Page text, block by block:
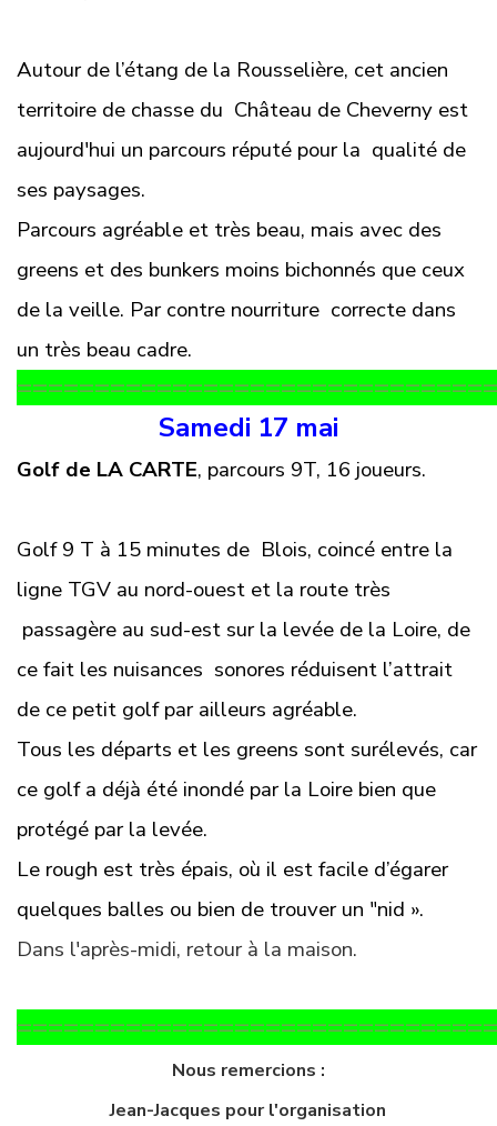
Autour de l’étang de la Rousselière, cet ancien
territoire de chasse du Château de Cheverny est
aujourd'hui un parcours réputé pour la qualité de
ses paysages.
Parcours agréable et très beau, mais avec des
greens et des bunkers moins bichonnés que ceux
de la veille. Par contre nourriture correcte dans
un très beau cadre.
Samedi 17 mai
Golf de LA CARTE, parcours 9T, 16 joueurs.
Golf 9 T à 15 minutes de Blois, coincé entre la
ligne TGV au nord-ouest et la route très
passagère au sud-est sur la levée de la Loire, de
ce fait les nuisances sonores réduisent l’attrait
de ce petit golf par ailleurs agréable.
Tous les départs et les greens sont surélevés, car
ce golf a déjà été inondé par la Loire bien que
protégé par la levée.
Le rough est très épais, où il est facile d’égarer
quelques balles ou bien de trouver un "nid ».
Dans l'après-midi, retour à la maison.
Nous remercions :
Jean-Jacques pour l'organisation